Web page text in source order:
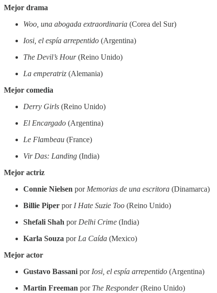
Mejor drama
Woo, una abogada extraordinaria (Corea del Sur)
Iosi, el espía arrepentido (Argentina)
The Devil’s Hour(Reino Unido)
La emperatriz (Alemania)
Mejor comedia
Derry Girls (Reino Unido)
El Encargado (Argentina)
Le Flambeau (France)
Vir Das: Landing (India)
Mejor actriz
Connie Nielsen porMemorias de una escritora (Dinamarca)
Billie Piper porI Hate Suzie Too (Reino Unido)
Shefali Shah porDelhi Crime (India)
Karla Souza porLa Caída (Mexico)
Mejor actor
Gustavo BassaniporIosi, el espía arrepentido (Argentina)
Martin Freeman por The Responder(Reino Unido)